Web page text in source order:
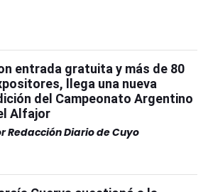
entrada gratuita y más de 80
llega una nueva
del Campeonato Argentino
Alfajor
Redacción Diario de Cuyo